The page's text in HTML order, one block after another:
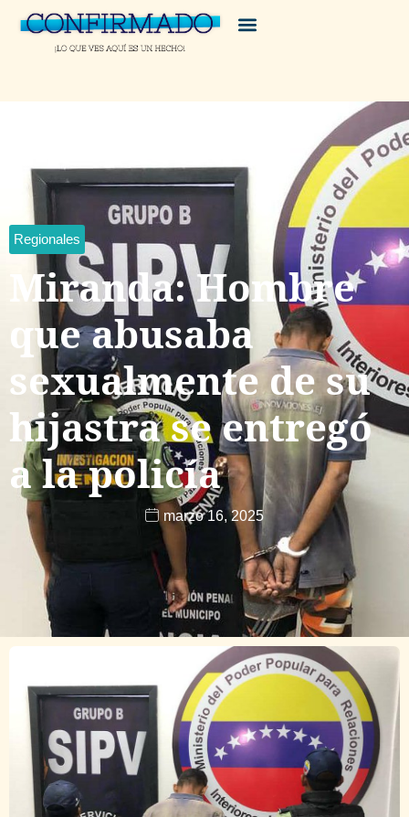
Regionales
Miranda: Hombre
que abusaba
sexualmente de su
hijastra se entregó
a la policía
marzo 16, 2025